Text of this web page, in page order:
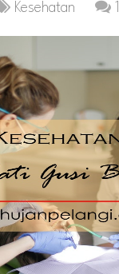
Kesehatan